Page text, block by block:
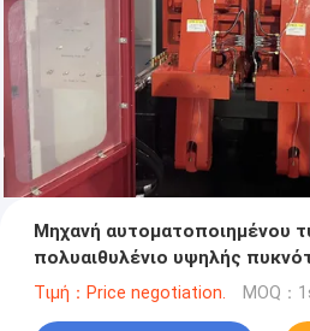
Μηχανή αυτοματοποιημένου
πολυαιθυλένιο υψηλής
γάλακτος
Τιμή：Price negotiation. MOQ：